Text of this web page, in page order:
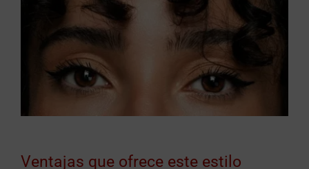
Ventajas que ofrece este estilo